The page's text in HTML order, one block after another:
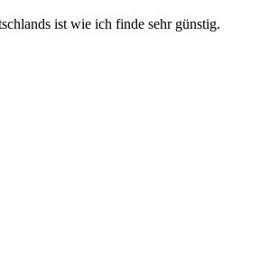
ist wie ich finde sehr günstig.